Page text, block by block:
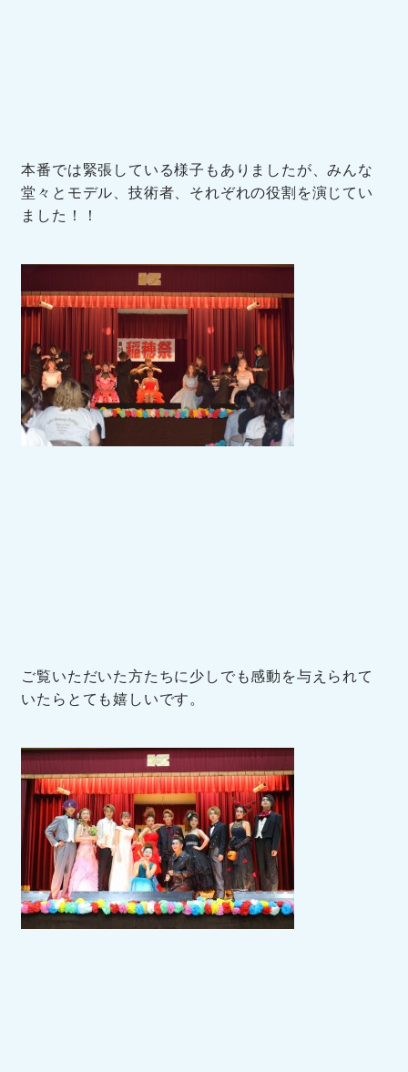
本番では緊張している様子もありましたが、みんな
堂々とモデル、技術者、それぞれの役割を演じてい
ました！！
ご覧いただいた方たちに少しでも感動を与えられて
いたらとても嬉しいです。